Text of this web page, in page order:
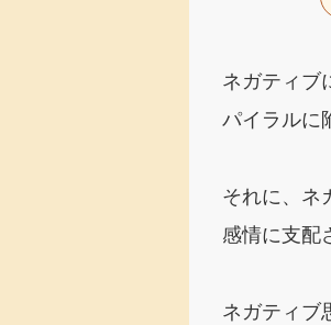
ネガティブ
パイラルに
それに、ネ
感情に支配
ネガティブ